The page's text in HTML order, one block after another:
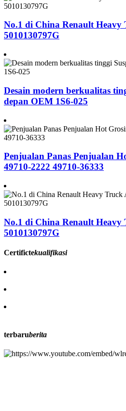
No.1 di China Renault Heavy
5010130797G
Desain modern berkualitas
depan OEM 1S6-025
Penjualan Panas Penjualan
49710-2222 49710-36333
No.1 di China Renault Heavy
5010130797G
Certifictekualifikasi
terbaruberita